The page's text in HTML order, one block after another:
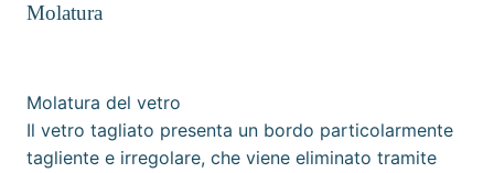
Molatura
Molatura del vetro
Il vetro tagliato presenta un bordo particolarmente
tagliente e irregolare, che viene eliminato tramite